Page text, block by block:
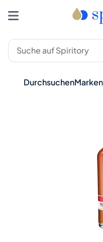
DurchsuchenMarken